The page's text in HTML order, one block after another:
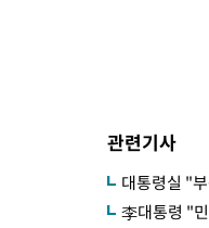
관련기사
대통령실 "
李대통령 "